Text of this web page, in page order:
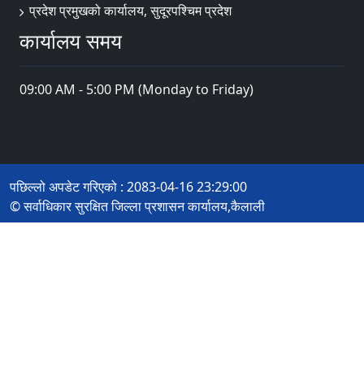
प्रदेश प्रमुखको कार्यालय, सुदूरपश्चिम प्रदेश
कार्यालय समय
09:00 AM - 5:00 PM (Monday to Friday)
पछिल्लो अपडेट गरिएको : 2083-04-16 23:29:00
© सर्वाधिकार सुरक्षित जिल्ला प्रशासन कार्यालय,कैलाली